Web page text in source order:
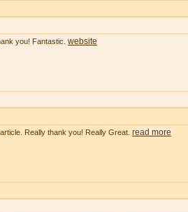
you! Fantastic. website
Really thank you! Really Great. read more